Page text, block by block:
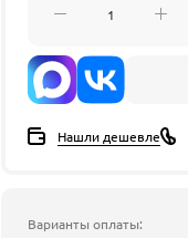
Нашли дешевле
Варианты оплаты: